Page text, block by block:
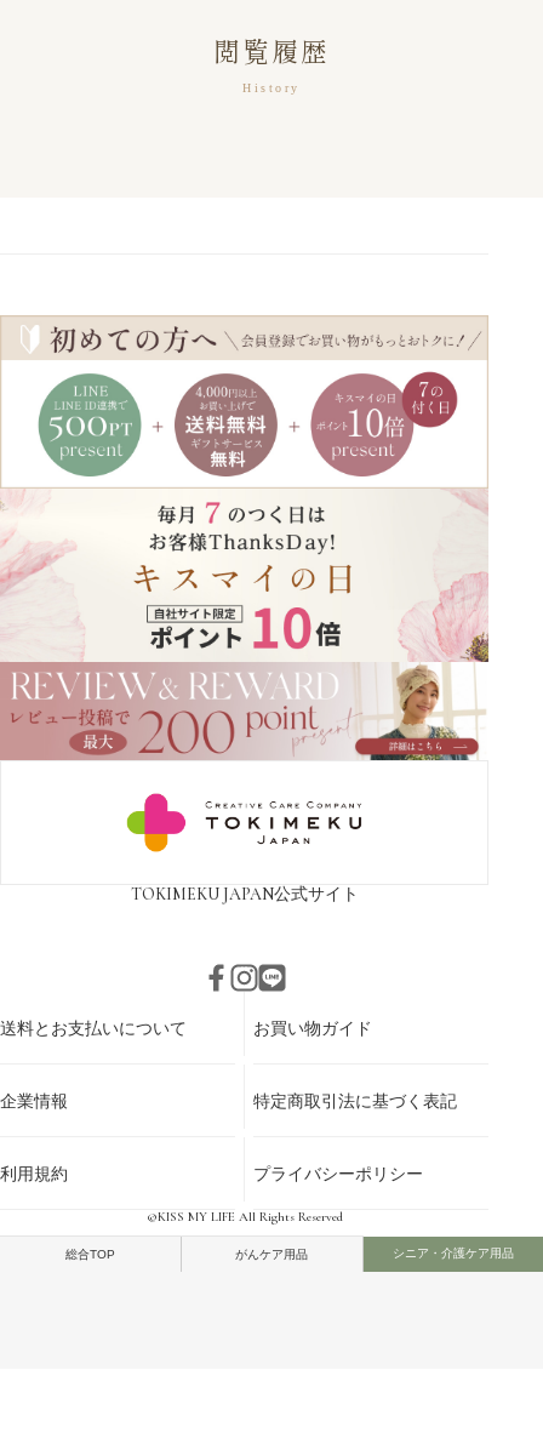
閲覧履歴
History
TOKIMEKU JAPAN公式サイト
©KISS MY LIFE All Rights Reserved
送料とお支払いについて お買い物ガイド
企業情報 特定商取引法に基づく表記
利用規約 プライバシーポリシー
総合TOP がんケア用品 シニア・介護ケア用品